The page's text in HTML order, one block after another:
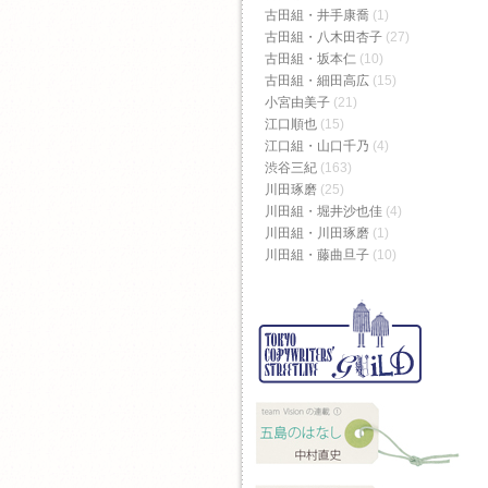
古田組・井手康喬 (1)
古田組・八木田杏子 (27)
古田組・坂本仁 (10)
古田組・細田高広 (15)
小宮由美子 (21)
江口順也 (15)
江口組・山口千乃 (4)
渋谷三紀 (163)
川田琢磨 (25)
川田組・堀井沙也佳 (4)
川田組・川田琢磨 (1)
川田組・藤曲旦子 (10)